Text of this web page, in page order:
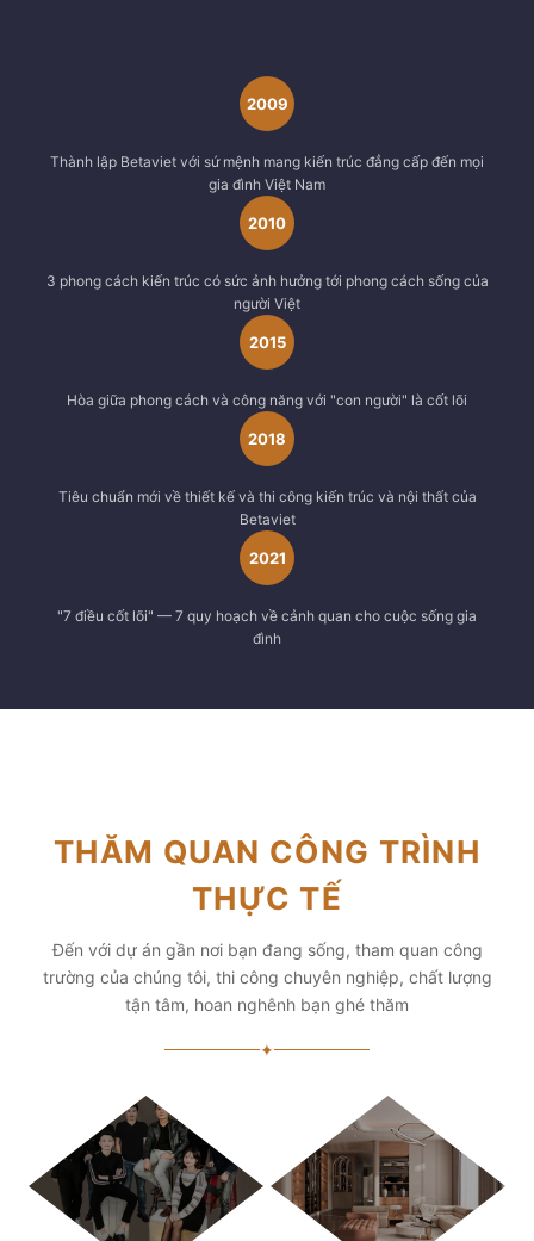
2009
Thành lập Betaviet với sứ mệnh mang kiến trúc đẳng cấp đến mọi
gia đình Việt Nam
2010
3 phong cách kiến trúc có sức ảnh hưởng tới phong cách sống của
người Việt
2015
Hòa giữa phong cách và công năng với "con người" là cốt lõi
2018
Tiêu chuẩn mới về thiết kế và thi công kiến trúc và nội thất của
Betaviet
2021
"7 điều cốt lõi" — 7 quy hoạch về cảnh quan cho cuộc sống gia
đình
THĂM QUAN CÔNG TRÌNH
THỰC TẾ
Đến với dự án gần nơi bạn đang sống, tham quan công
trường của chúng tôi, thi công chuyên nghiệp, chất lượng
tận tâm, hoan nghênh bạn ghé thăm
✦